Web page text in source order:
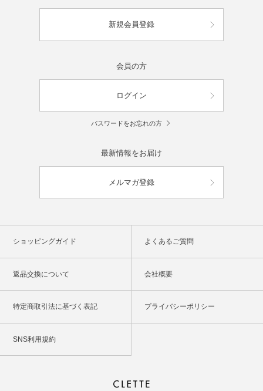
新規会員登録
会員の方
ログイン
パスワードをお忘れの方
最新情報をお届け
メルマガ登録
ショッピングガイド よくあるご質問
返品交換について 会社概要
特定商取引法に基づく表記 プライバシーポリシー
SNS利用規約